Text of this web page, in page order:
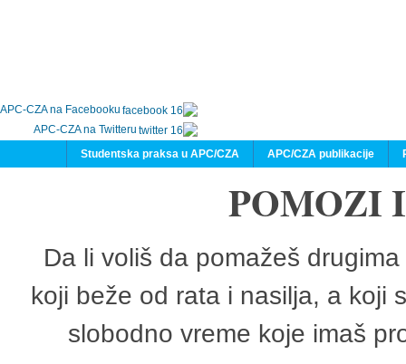
APC-CZA na Facebooku
APC-CZA na Twitteru
APC/CZA publikacije
Studentska praksa u APC/CZA
POMOZI
Da li voliš da pomažeš
koji beže od rata i nasilja, a koji
slobodno vreme koje imaš